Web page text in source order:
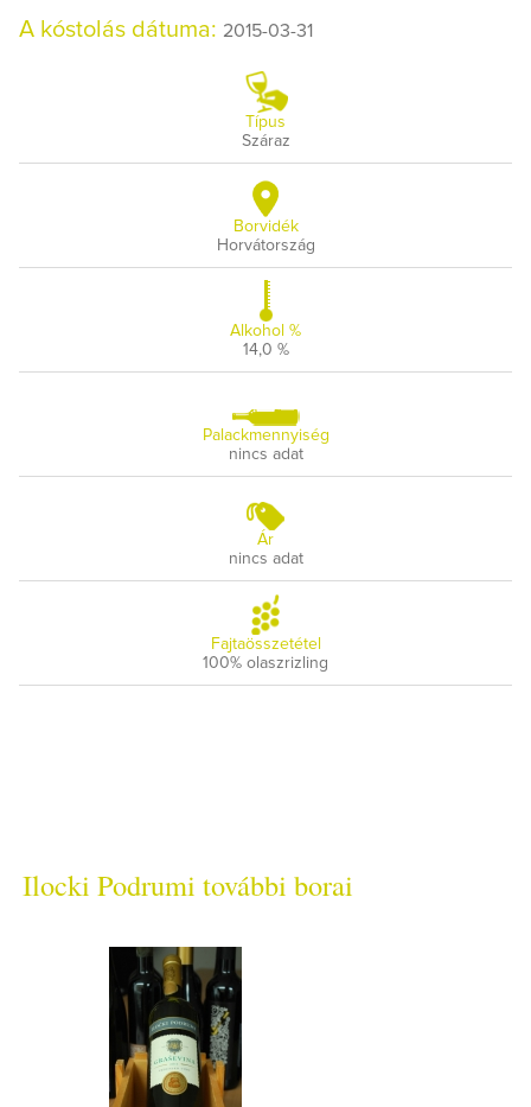
A kóstolás dátuma: 2015-03-31
Típus
Száraz
Borvidék
Horvátország
Alkohol %
14,0 %
Palackmennyiség
nincs adat
Ár
nincs adat
Fajtaösszetétel
100% olaszrizling
Ilocki Podrumi további borai